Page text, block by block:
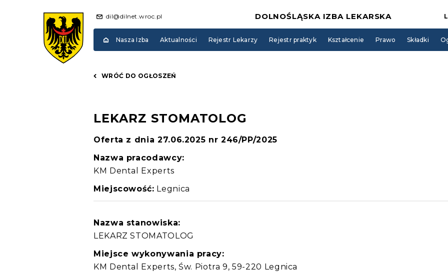
dil@dilnet.wroc.pl DOLNOŚLĄSKA IZBA LEKARSKA
Nasza Izba Aktualności Rejestr Lekarzy Rejestr praktyk Kształcenie Prawo Składki
WRÓĆ DO OGŁOSZEŃ
LEKARZ STOMATOLOG
Oferta z dnia 27.06.2025 nr 246/PP/2025
Nazwa pracodawcy:
KM Dental Experts
Miejscowość: Legnica
Nazwa stanowiska:
LEKARZ STOMATOLOG
Miejsce wykonywania pracy:
KM Dental Experts, Św. Piotra 9, 59-220 Legnica